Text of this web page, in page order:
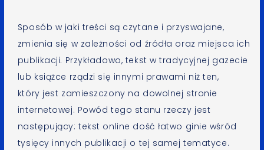
Sposób w jaki treści są czytane i przyswajane,
zmienia się w zależności od źródła oraz miejsca ich
publikacji. Przykładowo, tekst w tradycyjnej gazecie
lub książce rządzi się innymi prawami niż ten,
który jest zamieszczony na dowolnej stronie
internetowej. Powód tego stanu rzeczy jest
następujący: tekst online dość łatwo ginie wśród
tysięcy innych publikacji o tej samej tematyce.